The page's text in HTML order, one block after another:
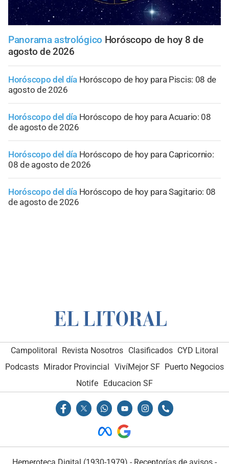
Panorama astrológico Horóscopo de hoy 8 de
agosto de 2026
Horóscopo del día Horóscopo de hoy para Piscis: 08 de
agosto de 2026
Horóscopo del día Horóscopo de hoy para Acuario: 08
de agosto de 2026
Horóscopo del día Horóscopo de hoy para Capricornio:
08 de agosto de 2026
Horóscopo del día Horóscopo de hoy para Sagitario: 08
de agosto de 2026
Campolitoral Revista Nosotros Clasificados CYD Litoral
Podcasts Mirador Provincial VivíMejor SF Puerto Negocios
Notife
Educacion SF